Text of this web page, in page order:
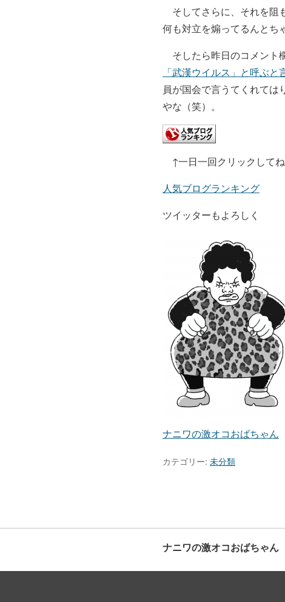
そしてさらに、それを阻
何も対立を煽ってるんとち
そしたら昨日のコメント
「武漢ウイルス」と呼ぶ
員が国会で言うてくれて
やな（笑）。
↑一日一回クリックして
人気ブログランキング
ツイッターもよろしく
ナニワの激オコおばちゃん
カテゴリー: 未分類
ナニワの激オコおばちゃん